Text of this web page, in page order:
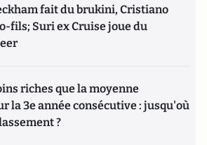
fait du brukini, Cristiano
fils; Suri ex Cruise joue du
riches que la moyenne
la 3e année consécutive : jusqu'où
?